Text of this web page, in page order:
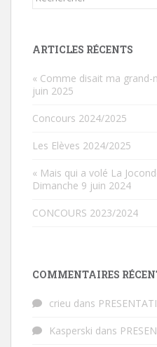
ARTICLES RÉCENTS
« Comme disait ma
juin 2025
Concours 2024/2025
Les Elèves 2024/2025
« Mais qui a volé La
Dimanche 9 juin 2024
CONCOURS 2023/2024
COMMENTAIRES
crieu dans
Kasperski dans